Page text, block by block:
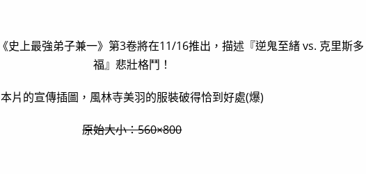
本片的宣傳插圖，風林寺美羽的服裝破得恰到好處(爆)
原始大小：560×800